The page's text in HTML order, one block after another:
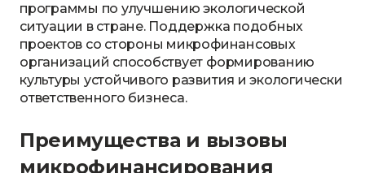
программы по улучшению экологической
ситуации в стране. Поддержка подобных
проектов со стороны микрофинансовых
организаций способствует формированию
культуры устойчивого развития и экологически
ответственного бизнеса.
Преимущества и вызовы
микрофинансирования